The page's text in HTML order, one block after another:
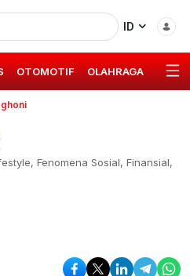
ID
OTOMOTIF OLAHRAGA GAYA
Fenomena Sosial, Finansial,